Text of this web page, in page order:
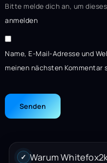
Bitte melde dich an, um
anmelden
Name, E-Mail-Adresse und
meinen nächsten Kommentar
✓ Warum